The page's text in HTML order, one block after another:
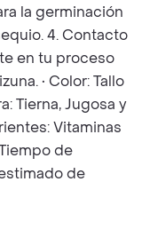
la germinación
4. Contacto
en tu proceso
• Color: Tallo
Tierna, Jugosa y
Vitaminas
de
de